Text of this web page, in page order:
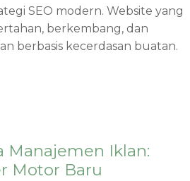
SEO modern. Website yang
berkembang, dan
berbasis kecerdasan buatan.
Manajemen Iklan:
Motor Baru